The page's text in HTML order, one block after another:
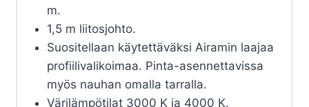
m.
1,5 m liitosjohto.
Suositellaan käytettäväksi Airamin laajaa
profiilivalikoimaa. Pinta-asennettavissa
myös nauhan omalla tarralla.
Värilämpötilat 3000 K ja 4000 K.